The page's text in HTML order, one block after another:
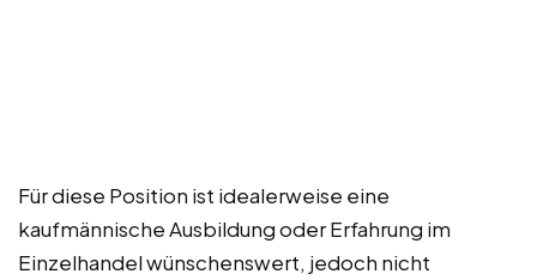
Für diese Position ist idealerweise eine
kaufmännische Ausbildung oder Erfahrung im
Einzelhandel wünschenswert, jedoch nicht